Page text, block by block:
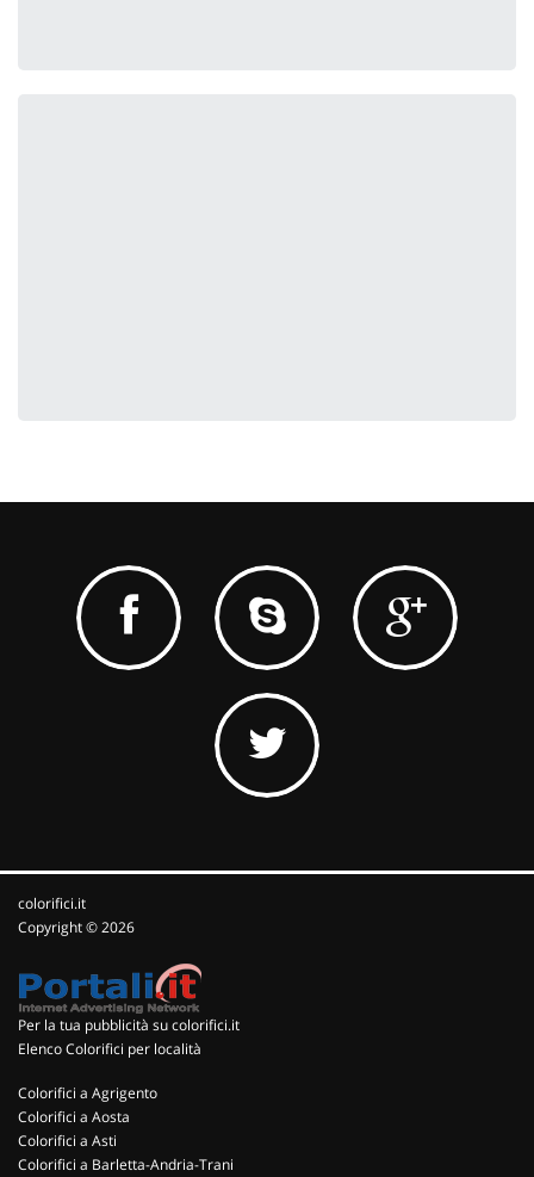
colorifici.it
Copyright © 2026
Per la tua pubblicità su colorifici.it
Elenco Colorifici per località
Colorifici a Agrigento
Colorifici a Aosta
Colorifici a Asti
Colorifici a Barletta-Andria-Trani